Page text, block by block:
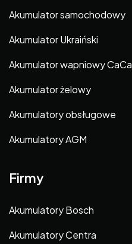
Akumulator samochodowy
Akumulator Ukraiński
Akumulator wapniowy CaCa
Akumulator żelowy
Akumulatory obsługowe
Akumulatory AGM
Firmy
Akumulatory Bosch
Akumulatory Centra